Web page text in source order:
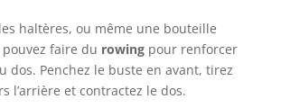
haltères, ou même une bouteille
faire du rowingpour renforcer
dos. Penchez le buste en avant, tirez
l’arrière et contractez le dos.